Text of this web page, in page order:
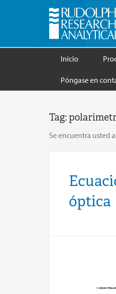
Inicio
Póngase en
Tag:
Se encuentra usted
óptica